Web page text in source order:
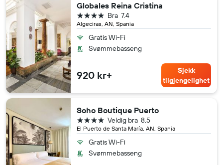
Globales Reina Cristina
Algeciras, AN, Spania
7.4
Bra
4 stjerner
Gratis Wi-Fi
Svømmebasseng
920 kr+
Sjekk
tilgjengelighet
Soho Boutique Puerto
El Puerto de Santa María, AN, Spania
8.5
Veldig bra
4 stjerner
Gratis Wi-Fi
Svømmebasseng